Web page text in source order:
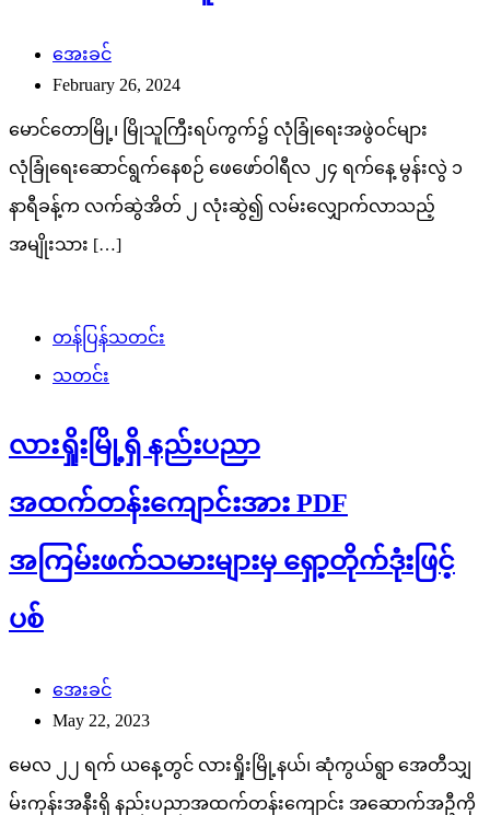
အေးခင်
February 26, 2024
မောင်တောမြို့၊ မြိုသူကြီးရပ်ကွက်၌ လုံခြုံရေးအဖွဲဝင်များ
လုံခြုံရေးဆောင်ရွက်နေစဉ် ဖေဖော်ဝါရီလ ၂၄ ရက်နေ့ မွန်းလွဲ ၁
နာရီခန့်က လက်ဆွဲအိတ် ၂ လုံးဆွဲ၍ လမ်းလျှောက်လာသည့်
အမျိုးသား […]
တန်ပြန်သတင်း
သတင်း
လားရှိုးမြို့ရှိ နည်းပညာ
အထက်တန်းကျောင်းအား PDF
အကြမ်းဖက်သမားများမှ ရှော့တိုက်ဒုံးဖြင့်
ပစ်
အေးခင်
May 22, 2023
မေလ ၂၂ ရက် ယနေ့တွင် လားရှိုးမြို့နယ်၊ ဆုံကွယ်ရွာ အေတီသျှ
မ်းကုန်းအနီးရှိ နည်းပညာအထက်တန်းကျောင်း အဆောက်အဦကို